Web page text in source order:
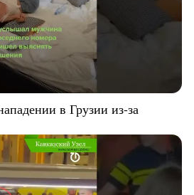
в Грузии из-за